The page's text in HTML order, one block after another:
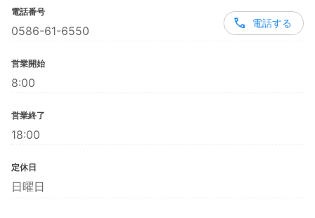
電話番号
0586-61-6550
電話する
営業開始
8:00
営業終了
18:00
定休日
日曜日